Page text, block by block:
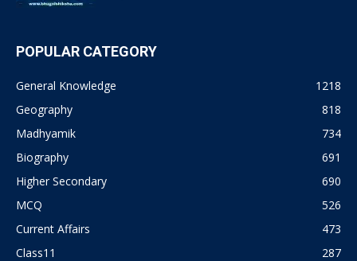
POPULAR CATEGORY
General Knowledge
1218
Geography
818
Madhyamik
734
Biography
691
Higher Secondary
690
MCQ
526
Current Affairs
473
Class11
287